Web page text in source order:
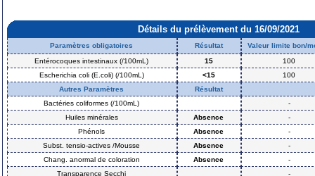
Détails du prélèvement du 16/09/2021
Paramètres obligatoires Résultat
Valeur limite bon/
Entérocoques intestinaux (/100mL)
15
100
Escherichia coli (E.coli) (/100mL)
<15
100
Autres Paramètres
Résultat
Bactéries coliformes (/100mL)
-
Huiles minérales
Absence
-
Phénols
Absence
-
Subst. tensio-actives /Mousse
Absence
-
Chang. anormal de coloration
Absence
-
Transparence Secchi
-